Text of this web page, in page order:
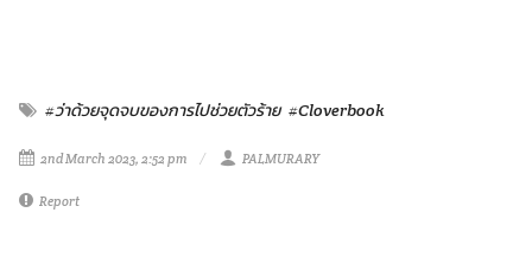
#ว่าด้วยจุดจบของการไปช่วยตัวร้าย #Cloverbook
2nd March 2023, 2:52 pm PALMURARY
Report